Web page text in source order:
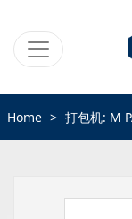
Home 打包机: M